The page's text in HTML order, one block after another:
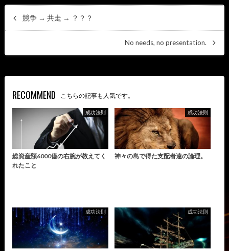
競争 → 共走 → ？？？
No needs, no presentation.
RECOMMEND こちらの記事も人気です。
成功法則
総資産額6000億の右腕が教えてく
れたこと
成功法則
神々の島で得た支配者達の論理。
成功法則 成功法則